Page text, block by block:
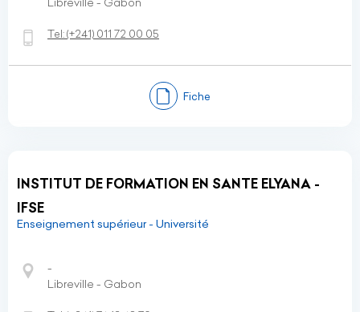
Tel:(+241) 011 72 00 05
Fiche
INSTITUT DE FORMATION EN SANTE ELYANA -
IFSE
Enseignement supérieur - Université
-
Libreville - Gabon